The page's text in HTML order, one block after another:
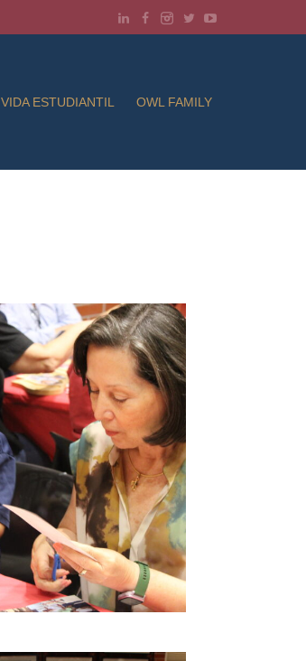
VIDA ESTUDIANTIL OWL FAMILY